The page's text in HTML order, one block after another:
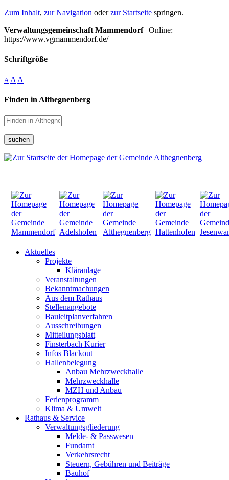
Zum Inhalt, zur Navigation oderzur Startseite springen.
Verwaltungsgemeinschaft Mammendorf| Online:
https://www.vgmammendorf.de/
Schriftgröße
A A A
Finden in Althegnenberg
suchen
Aktuelles
Projekte
Kläranlage
Veranstaltungen
Bekanntmachungen
Aus dem Rathaus
Stellenangebote
Bauleitplanverfahren
Ausschreibungen
Mitteilungsblatt
Finsterbach Kurier
Infos Blackout
Hallenbelegung
Anbau Mehrzweckhalle
Mehrzweckhalle
MZH und Anbau
Ferienprogramm
Klima & Umwelt
Rathaus & Service
Verwaltungsgliederung
Melde- & Passwesen
Fundamt
Verkehrsrecht
Steuern, Gebühren und Beiträge
Bauhof